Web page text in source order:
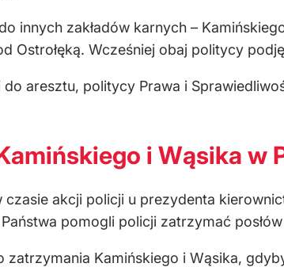
innych zakładów karnych –
Ostrołęką. Wcześniej obaj politycy
aresztu, politycy Prawa i
i Wąsika w
akcji policji u prezydenta
pomogli policji zatrzymać
zatrzymania Kamińskiego i Wąsika,